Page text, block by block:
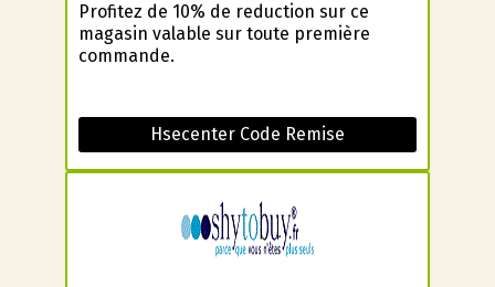
Profitez de 10% de reduction sur ce
magasin valable sur toute première
commande.
Hsecenter Code Remise